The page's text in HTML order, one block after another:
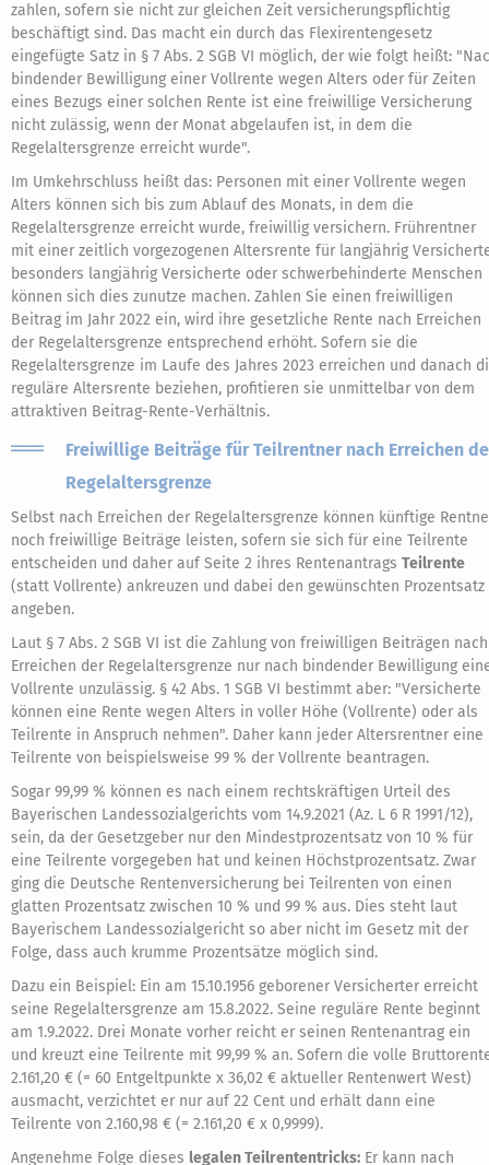
zahlen, sofern sie nicht zur gleichen Zeit versicherungspflichtig
beschäftigt sind. Das macht ein durch das Flexirentengesetz
eingefügte Satz in § 7 Abs. 2 SGB VI möglich, der wie folgt heißt:
bindender Bewilligung einer Vollrente wegen Alters oder für Zeiten
eines Bezugs einer solchen Rente ist eine freiwillige Versicherung
nicht zulässig, wenn der Monat abgelaufen ist, in dem die
Regelaltersgrenze erreicht wurde".
Im Umkehrschluss heißt das: Personen mit einer Vollrente wegen
Alters können sich bis zum Ablauf des Monats, in dem die
Regelaltersgrenze erreicht wurde, freiwillig versichern. Frührentner
mit einer zeitlich vorgezogenen Altersrente für langjährig
besonders langjährig Versicherte oder schwerbehinderte Menschen
können sich dies zunutze machen. Zahlen Sie einen freiwilligen
Beitrag im Jahr 2022 ein, wird ihre gesetzliche Rente nach Erreichen
der Regelaltersgrenze entsprechend erhöht. Sofern sie die
Regelaltersgrenze im Laufe des Jahres 2023 erreichen und danach
reguläre Altersrente beziehen, profitieren sie unmittelbar von dem
attraktiven Beitrag-Rente-Verhältnis.
Freiwillige Beiträge für Teilrentner nach Erreichen
Regelaltersgrenze
Selbst nach Erreichen der Regelaltersgrenze können künftige
noch freiwillige Beiträge leisten, sofern sie sich für eine Teilrente
entscheiden und daher auf Seite 2 ihres Rentenantrags Teilrente
(statt Vollrente) ankreuzen und dabei den gewünschten Prozentsatz
angeben.
Laut § 7 Abs. 2 SGB VI ist die Zahlung von freiwilligen Beiträgen nach
Erreichen der Regelaltersgrenze nur nach bindender Bewilligung
Vollrente unzulässig. § 42 Abs. 1 SGB VI bestimmt aber: "Versicherte
können eine Rente wegen Alters in voller Höhe (Vollrente) oder als
Teilrente in Anspruch nehmen". Daher kann jeder Altersrentner eine
Teilrente von beispielsweise 99 % der Vollrente beantragen.
Sogar 99,99 % können es nach einem rechtskräftigen Urteil des
Bayerischen Landessozialgerichts vom 14.9.2021 (Az. L 6 R 1991/12),
sein, da der Gesetzgeber nur den Mindestprozentsatz von 10 % für
eine Teilrente vorgegeben hat und keinen Höchstprozentsatz. Zwar
ging die Deutsche Rentenversicherung bei Teilrenten von einen
glatten Prozentsatz zwischen 10 % und 99 % aus. Dies steht laut
Bayerischem Landessozialgericht so aber nicht im Gesetz mit der
Folge, dass auch krumme Prozentsätze möglich sind.
Dazu ein Beispiel: Ein am 15.10.1956 geborener Versicherter erreicht
seine Regelaltersgrenze am 15.8.2022. Seine reguläre Rente beginnt
am 1.9.2022. Drei Monate vorher reicht er seinen Rentenantrag ein
und kreuzt eine Teilrente mit 99,99 % an. Sofern die volle
2.161,20 € (= 60 Entgeltpunkte x 36,02 € aktueller Rentenwert West)
ausmacht, verzichtet er nur auf 22 Cent und erhält dann eine
Teilrente von 2.160,98 € (= 2.161,20 € x 0,9999).
Angenehme Folge dieses legalen Teilrententricks: Er kann nach